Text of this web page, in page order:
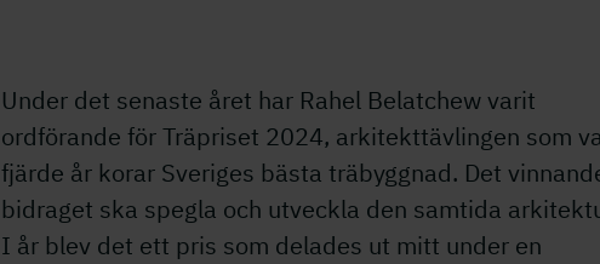
Under det senaste året har Rahel Belatchew varit
ordförande för Träpriset 2024, arkitekttävlingen som
fjärde år korar Sveriges bästa träbyggnad. Det
bidraget ska spegla och utveckla den samtida
I år blev det ett pris som delades ut mitt under en